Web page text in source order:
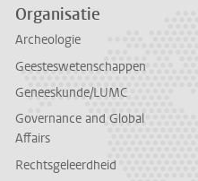
Organisatie
Archeologie
Geesteswetenschappen
Geneeskunde/LUMC
Governance and Global
Affairs
Rechtsgeleerdheid